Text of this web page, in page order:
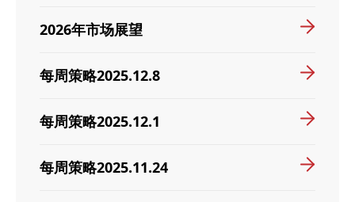
2026年市场展望
每周策略2025.12.8
每周策略2025.12.1
每周策略2025.11.24